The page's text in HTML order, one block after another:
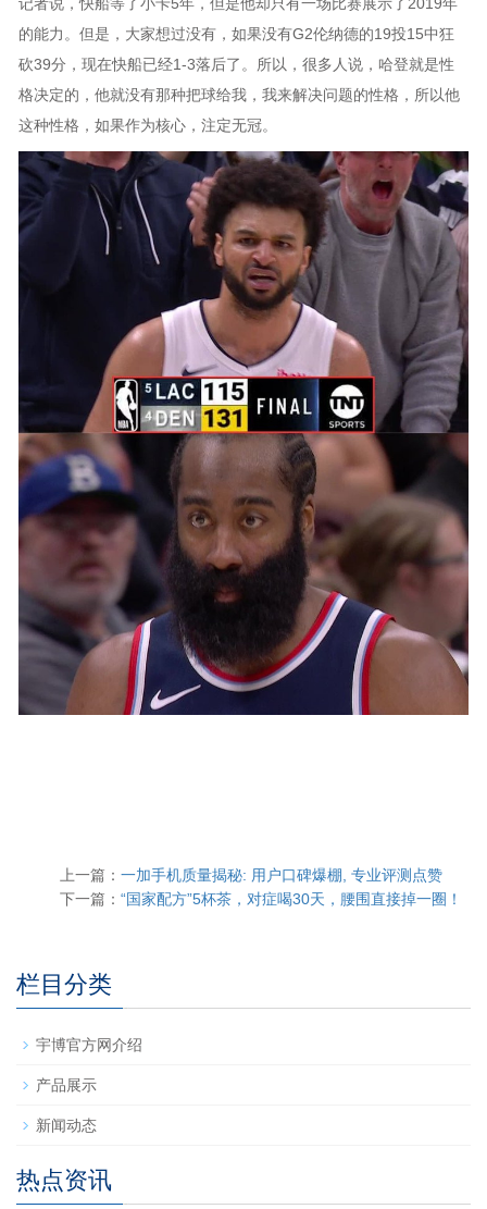
记者说，快船等了小卡5年，但是他却只有一场比赛展示了2019年
的能力。但是，大家想过没有，如果没有G2伦纳德的19投15中狂
砍39分，现在快船已经1-3落后了。所以，很多人说，哈登就是性
格决定的，他就没有那种把球给我，我来解决问题的性格，所以他
这种性格，如果作为核心，注定无冠。
上一篇： 一加手机质量揭秘: 用户口碑爆棚, 专业评测点赞
下一篇： “国家配方”5杯茶，对症喝30天，腰围直接掉一圈！
栏目分类
宇博官方网介绍
产品展示
新闻动态
热点资讯